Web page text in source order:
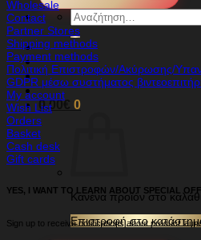
Αναζήτηση
για:
0,00€ 0
Κανένα προϊόν στο
Επιστροφή στο
Wholesale
Contact
Partner Stores
Shipping methods
Payment methods
Πολιτική Επιστροφών/Ακύρωσης/
GDPR μέσω συστήματος
My account
Wish List
Orders
Basket
Cash desk
Gift cards
YES, I WANT TO LEARN ABOUT SPECIAL
Sign up to receive notifications about product